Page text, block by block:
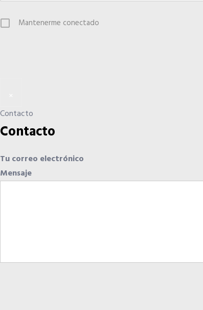
Mantenerme conectado
Contacto
Contacto
Tu correo electrónico
Mensaje